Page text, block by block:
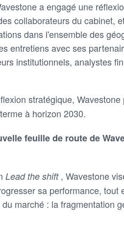
a engagé une
collaborateurs du cabinet,
dans l'ensemble des
entretiens avec ses
institutionnels, analystes
stratégique,
à horizon 2030.
feuille de route de
Lead the shift , Wavestone
sa performance, tout
marché : la fragmentation